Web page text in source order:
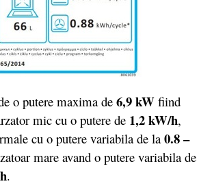
o putere maxima de 6,9 kW fiind
mic cu o putere de 1,2 kW/h,
cu o putere variabila de la 0.8 –
mare avand o putere variabila de
.